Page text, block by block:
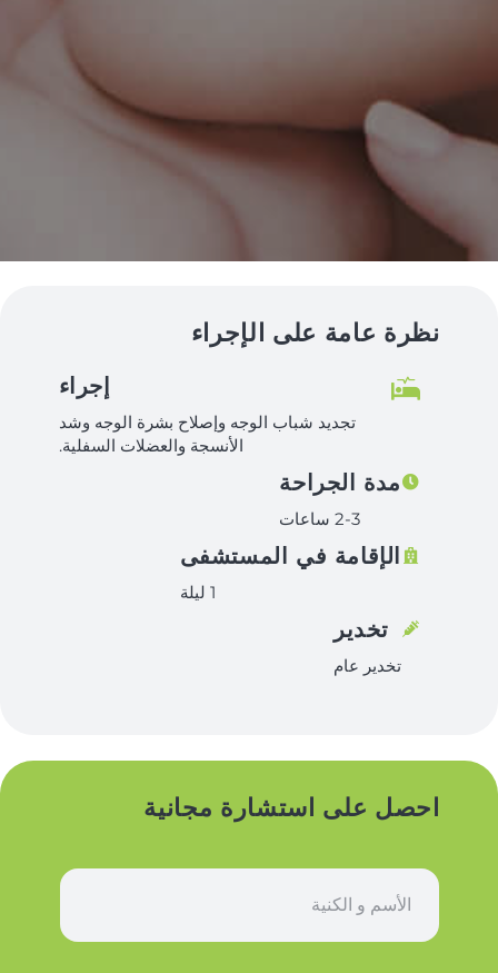
نظرة عامة على الإجراء
إجراء
تجديد شباب الوجه وإصلاح بشرة الوجه وشد
الأنسجة والعضلات السفلية.
مدة الجراحة
2-3 ساعات
الإقامة في المستشفى
1 ليلة
تخدير
تخدير عام
احصل على استشارة مجانية
ا
م